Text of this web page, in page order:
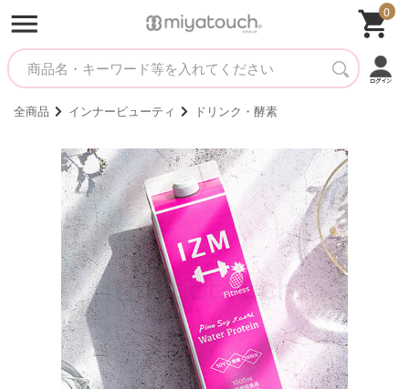
0
全商品 インナービューティ ドリンク・酵素